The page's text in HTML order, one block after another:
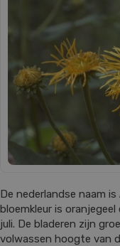
De nederlandse naam is
bloemkleur is
juli. De bladeren zijn
volwassen hoogte van